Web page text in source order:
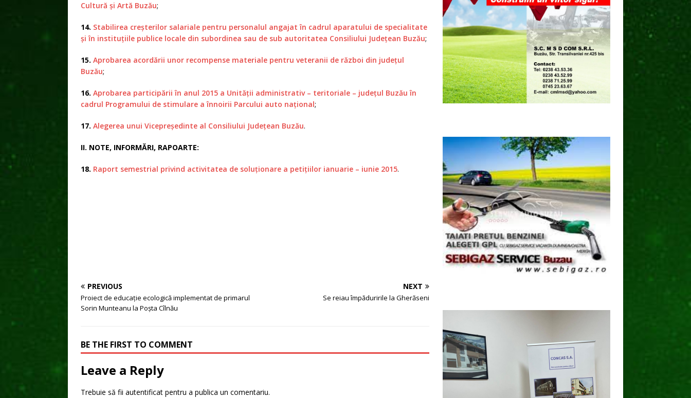
Cultură şi Artă Buzău;
14. Stabilirea creşterilor salariale pentru personalul angajat în cadrul aparatului de specialitate
şi în instituţiile publice locale din subordinea sau de sub autoritatea Consiliului Judeţean Buzău;
15. Aprobarea acordării unor recompense materiale pentru veteranii de război din judeţul
Buzău;
16. Aprobarea participării în anul 2015 a Unităţii administrativ – teritoriale – judeţul Buzău în
cadrul Programului de stimulare a înnoirii Parcului auto naţional;
17. Alegerea unui Vicepreşedinte al Consiliului Judeţean Buzău.
II. NOTE, INFORMĂRI, RAPOARTE:
18. Raport semestrial privind activitatea de soluționare a petițiilor ianuarie – iunie 2015.
PREVIOUS
Proiect de educaţie ecologică implementat de primarul
Sorin Munteanu la Poşta Cîlnău
NEXT
Se reiau împăduririle la Gherăseni
BE THE FIRST TO COMMENT
Leave a Reply
Trebuie să fii autentificat pentru a publica un comentariu.